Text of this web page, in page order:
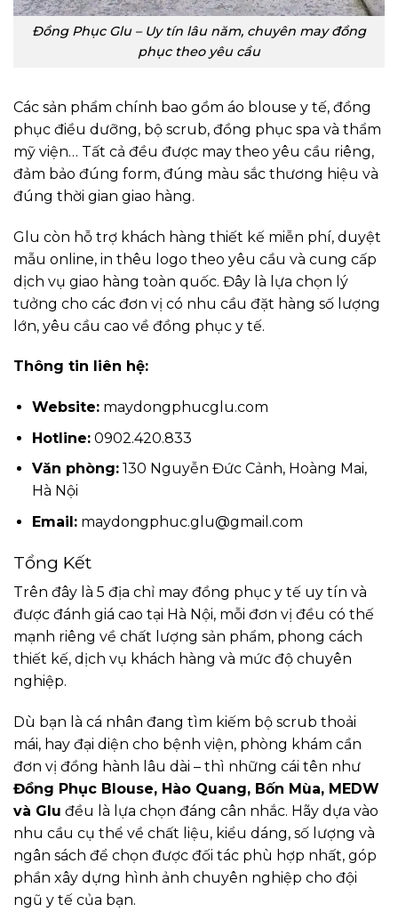
Đồng Phục Glu – Uy tín lâu năm, chuyên may đồng
phục theo yêu cầu
Các sản phẩm chính bao gồm áo blouse y tế, đồng
phục điều dưỡng, bộ scrub, đồng phục spa và thẩm
mỹ viện… Tất cả đều được may theo yêu cầu riêng,
đảm bảo đúng form, đúng màu sắc thương hiệu và
đúng thời gian giao hàng.
Glu còn hỗ trợ khách hàng thiết kế miễn phí, duyệt
mẫu online, in thêu logo theo yêu cầu và cung cấp
dịch vụ giao hàng toàn quốc. Đây là lựa chọn lý
tưởng cho các đơn vị có nhu cầu đặt hàng số lượng
lớn, yêu cầu cao về đồng phục y tế.
Thông tin liên hệ:
Website:maydongphucglu.com
Hotline:0902.420.833
Văn phòng:130 Nguyễn Đức Cảnh, Hoàng Mai,
Hà Nội
Email: maydongphuc.glu@gmail.com
Tổng Kết
Trên đây là 5 địa chỉ may đồng phục y tế uy tín và
được đánh giá cao tại Hà Nội, mỗi đơn vị đều có thế
mạnh riêng về chất lượng sản phẩm, phong cách
thiết kế, dịch vụ khách hàng và mức độ chuyên
nghiệp.
Dù bạn là cá nhân đang tìm kiếm bộ scrub thoải
mái, hay đại diện cho bệnh viện, phòng khám cần
đơn vị đồng hành lâu dài – thì những cái tên như
Đồng Phục Blouse, Hào Quang, Bốn Mùa, MEDW
và Glu đều là lựa chọn đáng cân nhắc. Hãy dựa vào
nhu cầu cụ thể về chất liệu, kiểu dáng, số lượng và
ngân sách để chọn được đối tác phù hợp nhất, góp
phần xây dựng hình ảnh chuyên nghiệp cho đội
ngũ y tế của bạn.